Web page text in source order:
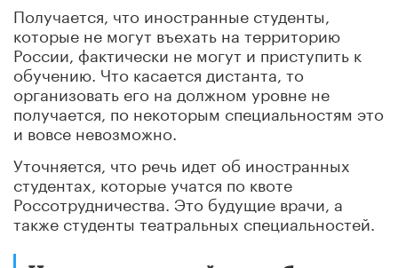
Получается, что иностранные студенты,
которые не могут въехать на территорию
России, фактически не могут и приступить к
обучению. Что касается дистанта, то
организовать его на должном уровне не
получается, по некоторым специальностям это
и вовсе невозможно.
Уточняется, что речь идет об иностранных
студентах, которые учатся по квоте
Россотрудничества. Это будущие врачи, а
также студенты театральных специальностей.